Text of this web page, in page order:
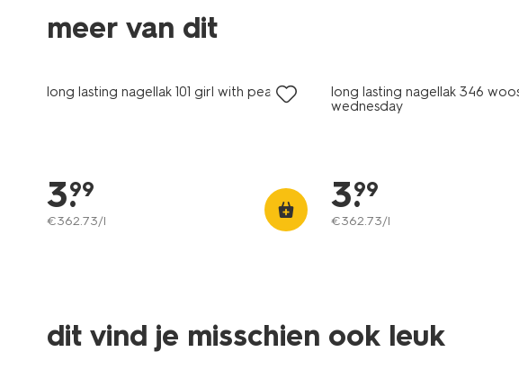
meer van dit
long lasting nagellak 101 girl with pearl
3.
99
€362.73/l
long lasting nagellak 346
wednesday
3.
99
€362.73/l
dit vind je misschien ook leuk